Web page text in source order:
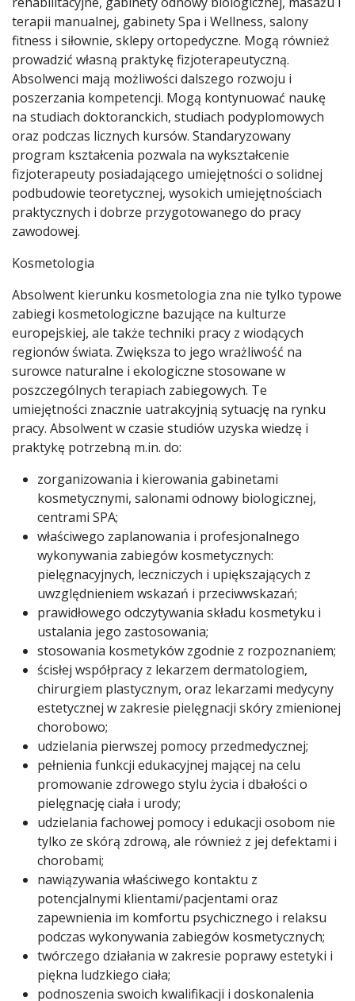
terapii manualnej, gabinety Spa i Wellness, salony
fitness i siłownie, sklepy ortopedyczne. Mogą również
prowadzić własną praktykę fizjoterapeutyczną.
Absolwenci mają możliwości dalszego rozwoju i
poszerzania kompetencji. Mogą kontynuować naukę
na studiach doktoranckich, studiach podyplomowych
oraz podczas licznych kursów. Standaryzowany
program kształcenia pozwala na wykształcenie
fizjoterapeuty posiadającego umiejętności o solidnej
podbudowie teoretycznej, wysokich umiejętnościach
praktycznych i dobrze przygotowanego do pracy
zawodowej.
Kosmetologia
Absolwent kierunku kosmetologia zna nie tylko typowe
zabiegi kosmetologiczne bazujące na kulturze
europejskiej, ale także techniki pracy z wiodących
regionów świata. Zwiększa to jego wrażliwość na
surowce naturalne i ekologiczne stosowane w
poszczególnych terapiach zabiegowych. Te
umiejętności znacznie uatrakcyjnią sytuację na rynku
pracy. Absolwent w czasie studiów uzyska wiedzę i
praktykę potrzebną m.in. do:
zorganizowania i kierowania gabinetami
kosmetycznymi, salonami odnowy biologicznej,
centrami SPA;
właściwego zaplanowania i profesjonalnego
wykonywania zabiegów kosmetycznych:
pielęgnacyjnych, leczniczych i upiększających z
uwzględnieniem wskazań i przeciwwskazań;
prawidłowego odczytywania składu kosmetyku i
ustalania jego zastosowania;
stosowania kosmetyków zgodnie z rozpoznaniem;
ścisłej współpracy z lekarzem dermatologiem,
chirurgiem plastycznym, oraz lekarzami medycyny
estetycznej w zakresie pielęgnacji skóry zmienionej
chorobowo;
udzielania pierwszej pomocy przedmedycznej;
pełnienia funkcji edukacyjnej mającej na celu
promowanie zdrowego stylu życia i dbałości o
pielęgnację ciała i urody;
udzielania fachowej pomocy i edukacji osobom nie
tylko ze skórą zdrową, ale również z jej defektami i
chorobami;
nawiązywania właściwego kontaktu z
potencjalnymi klientami/pacjentami oraz
zapewnienia im komfortu psychicznego i relaksu
podczas wykonywania zabiegów kosmetycznych;
twórczego działania w zakresie poprawy estetyki i
piękna ludzkiego ciała;
podnoszenia swoich kwalifikacji i doskonalenia